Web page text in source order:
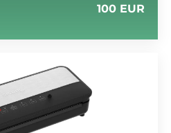
100 EUR